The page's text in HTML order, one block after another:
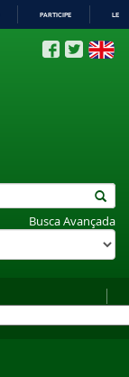
PARTICIPE
Busca Avançada